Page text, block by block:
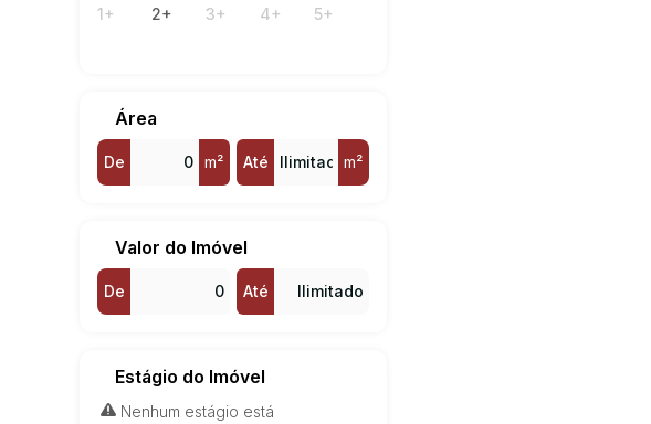
Betel (1)
1+ 2+ 3+ 4+ 5+
Área
De m² Até m²
Valor do Imóvel
De Até
Estágio do Imóvel
Nenhum estágio está